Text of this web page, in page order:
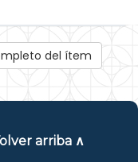
del ítem
arriba ∧